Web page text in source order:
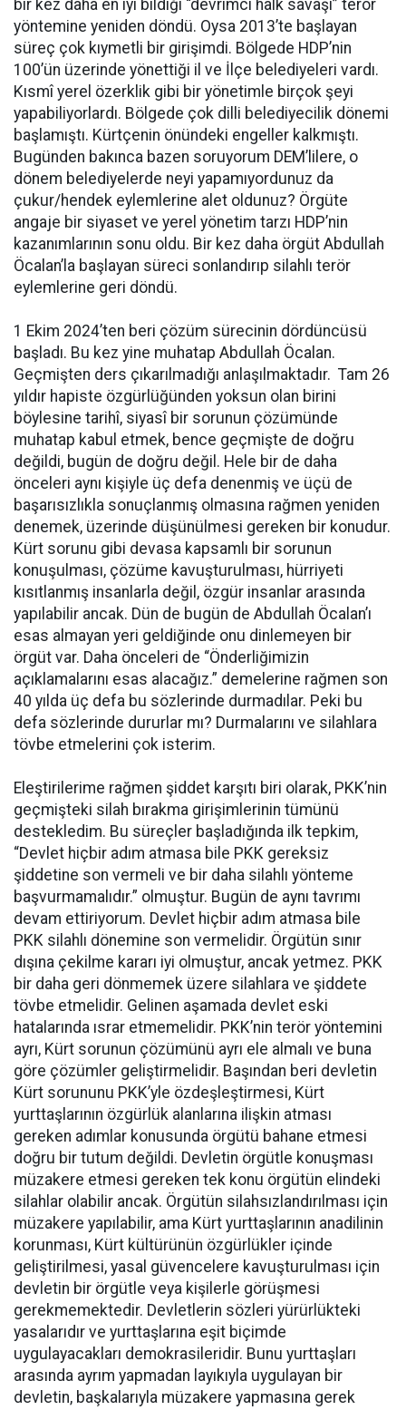
bir kez daha en iyi bildiği “devrimci halk savaşı” terör
yöntemine yeniden döndü. Oysa 2013’te başlayan
süreç çok kıymetli bir girişimdi. Bölgede HDP’nin
100’ün üzerinde yönettiği il ve İlçe belediyeleri vardı.
Kısmî yerel özerklik gibi bir yönetimle birçok şeyi
yapabiliyorlardı. Bölgede çok dilli belediyecilik dönemi
başlamıştı. Kürtçenin önündeki engeller kalkmıştı.
Bugünden bakınca bazen soruyorum DEM’lilere, o
dönem belediyelerde neyi yapamıyordunuz da
çukur/hendek eylemlerine alet oldunuz? Örgüte
angaje bir siyaset ve yerel yönetim tarzı HDP’nin
kazanımlarının sonu oldu. Bir kez daha örgüt Abdullah
Öcalan’la başlayan süreci sonlandırıp silahlı terör
eylemlerine geri döndü.
1 Ekim 2024’ten beri çözüm sürecinin dördüncüsü
başladı. Bu kez yine muhatap Abdullah Öcalan.
Geçmişten ders çıkarılmadığı anlaşılmaktadır. Tam 26
yıldır hapiste özgürlüğünden yoksun olan birini
böylesine tarihî, siyasî bir sorunun çözümünde
muhatap kabul etmek, bence geçmişte de doğru
değildi, bugün de doğru değil. Hele bir de daha
önceleri aynı kişiyle üç defa denenmiş ve üçü de
başarısızlıkla sonuçlanmış olmasına rağmen yeniden
denemek, üzerinde düşünülmesi gereken bir konudur.
Kürt sorunu gibi devasa kapsamlı bir sorunun
konuşulması, çözüme kavuşturulması, hürriyeti
kısıtlanmış insanlarla değil, özgür insanlar arasında
yapılabilir ancak. Dün de bugün de Abdullah Öcalan’ı
esas almayan yeri geldiğinde onu dinlemeyen bir
örgüt var. Daha önceleri de “Önderliğimizin
açıklamalarını esas alacağız.” demelerine rağmen son
40 yılda üç defa bu sözlerinde durmadılar. Peki bu
defa sözlerinde dururlar mı? Durmalarını ve silahlara
tövbe etmelerini çok isterim.
Eleştirilerime rağmen şiddet karşıtı biri olarak, PKK’nin
geçmişteki silah bırakma girişimlerinin tümünü
destekledim. Bu süreçler başladığında ilk tepkim,
“Devlet hiçbir adım atmasa bile PKK gereksiz
şiddetine son vermeli ve bir daha silahlı yönteme
başvurmamalıdır.” olmuştur. Bugün de aynı tavrımı
devam ettiriyorum. Devlet hiçbir adım atmasa bile
PKK silahlı dönemine son vermelidir. Örgütün sınır
dışına çekilme kararı iyi olmuştur, ancak yetmez. PKK
bir daha geri dönmemek üzere silahlara ve şiddete
tövbe etmelidir. Gelinen aşamada devlet eski
hatalarında ısrar etmemelidir. PKK’nin terör yöntemini
ayrı, Kürt sorunun çözümünü ayrı ele almalı ve buna
göre çözümler geliştirmelidir. Başından beri devletin
Kürt sorununu PKK’yle özdeşleştirmesi, Kürt
yurttaşlarının özgürlük alanlarına ilişkin atması
gereken adımlar konusunda örgütü bahane etmesi
doğru bir tutum değildi. Devletin örgütle konuşması
müzakere etmesi gereken tek konu örgütün elindeki
silahlar olabilir ancak. Örgütün silahsızlandırılması için
müzakere yapılabilir, ama Kürt yurttaşlarının anadilinin
korunması, Kürt kültürünün özgürlükler içinde
geliştirilmesi, yasal güvencelere kavuşturulması için
devletin bir örgütle veya kişilerle görüşmesi
gerekmemektedir. Devletlerin sözleri yürürlükteki
yasalarıdır ve yurttaşlarına eşit biçimde
uygulayacakları demokrasileridir. Bunu yurttaşları
arasında ayrım yapmadan layıkıyla uygulayan bir
devletin, başkalarıyla müzakere yapmasına gerek